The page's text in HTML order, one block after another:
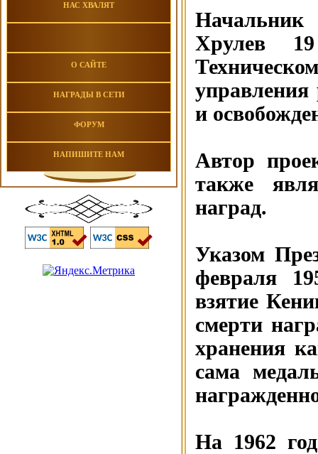
НАС ХВАЛЯТ
О САЙТЕ
НАГРАДЫ В СЕТИ
ФОРУМ
НАПИШИТЕ НАМ
Хрулев
управления
и
Автор
также
наград.
Указом
февраля
взятие
смерти
хранения
сама
На 1962